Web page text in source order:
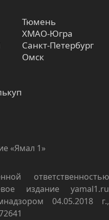
Тюмень
ХМАО-Югра
Санкт-Петербург
Омск
«Ямал 1»
ответственностью
издание yamal1.ru
04.05.2018 г.,